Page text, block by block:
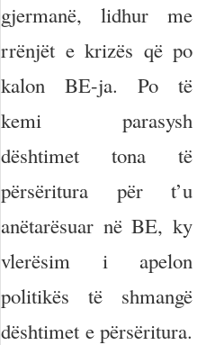
gjermanë, lidhur me
rrënjët e krizës që po
kalon BE-ja. Po të
kemi parasysh
dështimet tona të
përsëritura për t’u
anëtarësuar në BE, ky
vlerësim i apelon
politikës të shmangë
dështimet e përsëritura.